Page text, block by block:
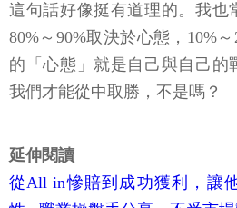
這句話好像挺有道理的。我也
80%～90%取決於心態，10%
的「心態」就是自己與自己的
我們才能從中取勝，不是嗎？
延伸閱讀
從All in慘賠到成功獲利，讓